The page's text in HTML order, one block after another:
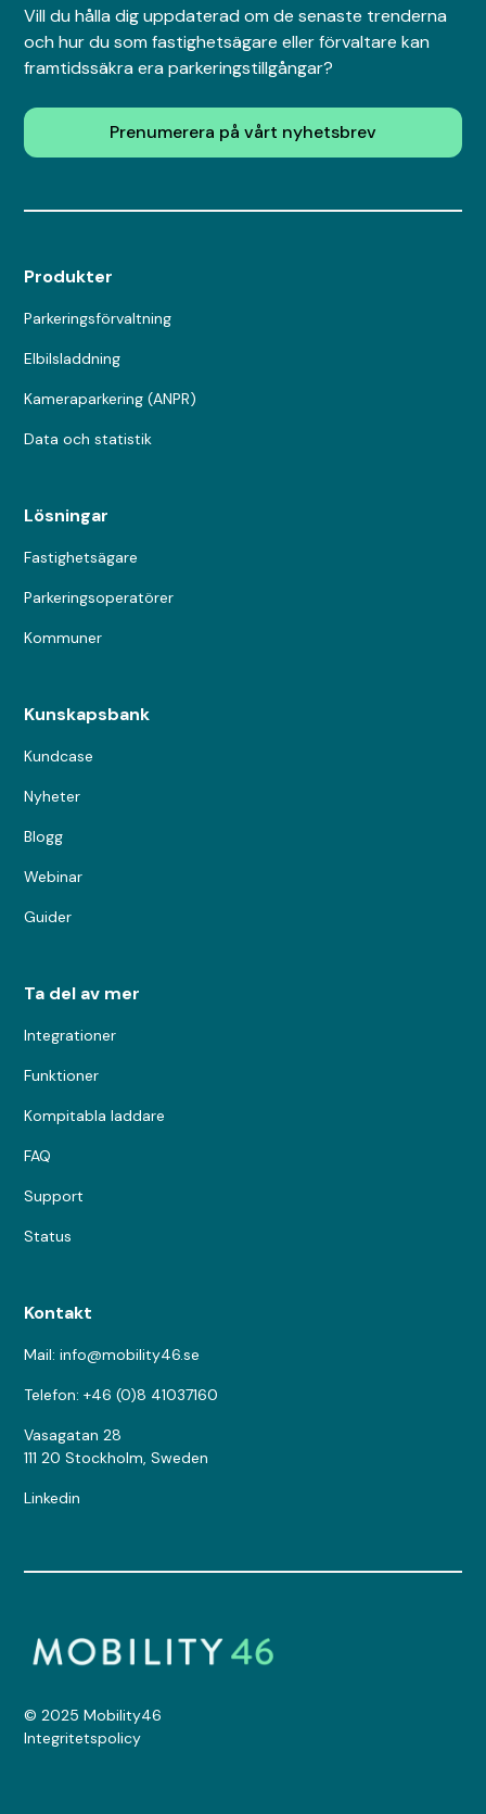
Vill du hålla dig uppdaterad om de senaste trenderna
och hur du som fastighetsägare eller förvaltare kan
framtidssäkra era parkeringstillgångar?
Prenumerera på vårt nyhetsbrev
Produkter
Parkeringsförvaltning
Elbilsladdning
Kameraparkering (ANPR)
Data och statistik
Lösningar
Fastighetsägare
Parkeringsoperatörer
Kommuner
Kunskapsbank
Kundcase
Nyheter
Blogg
Webinar
Guider
Ta del av mer
Integrationer
Funktioner
Kompitabla laddare
FAQ
Support
Status
Kontakt
Mail: info@mobility46.se
Telefon: +46 (0)8 41037160
Vasagatan 28
111 20 Stockholm, Sweden
Linkedin
© 2025 Mobility46
Integritetspolicy